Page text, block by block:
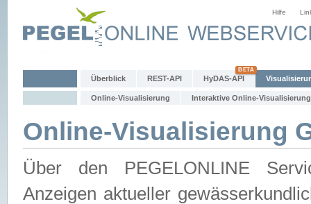
Hilfe
Überblick REST-API HyDAS-API
Online-Visualisierung Interaktive Online-Visualisierung
Online-Visualisierung
Über den PEGELONLINE
Anzeigen aktueller